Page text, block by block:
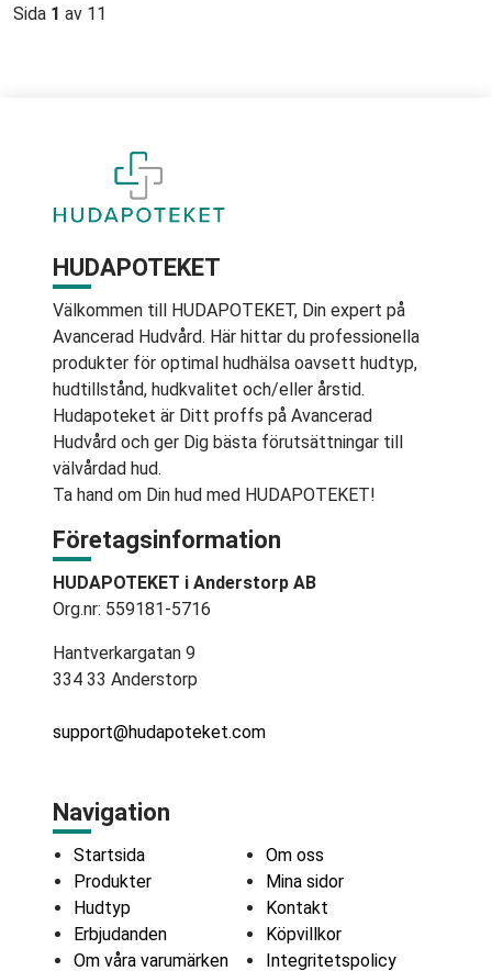
Sida 1 av 11
HUDAPOTEKET
Välkommen till HUDAPOTEKET, Din expert på
Avancerad Hudvård. Här hittar du professionella
produkter för optimal hudhälsa oavsett hudtyp,
hudtillstånd, hudkvalitet och/eller årstid.
Hudapoteket är Ditt proffs på Avancerad
Hudvård och ger Dig bästa förutsättningar till
välvårdad hud.
Ta hand om Din hud med HUDAPOTEKET!
Företagsinformation
HUDAPOTEKET i Anderstorp AB
Org.nr: 559181-5716
Hantverkargatan 9
334 33 Anderstorp
support@hudapoteket.com
Navigation
Startsida
Produkter
Hudtyp
Erbjudanden
Om våra varumärken
Om oss
Mina sidor
Kontakt
Köpvillkor
Integritetspolicy